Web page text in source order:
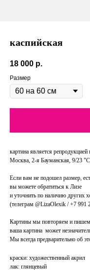
каспийская
18 000 р.
Размер
картина является
Москва, 2-я Бауманская, 9/23
Если вам не подошел размер,
вы можете обратиться к Лизе
и уточнить по наличию других
(телеграм @LizaOlexik / +7 991
Картины мы повторяем и пишем
ваша картина может
Мы всегда предварительно об
краски: художественный акрил
лак: глянцевый